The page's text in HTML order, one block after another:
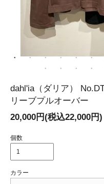
dahl'ia（ダリア）
リーブプルオーバー
20,000円(税込22,000円)
個数
カラー